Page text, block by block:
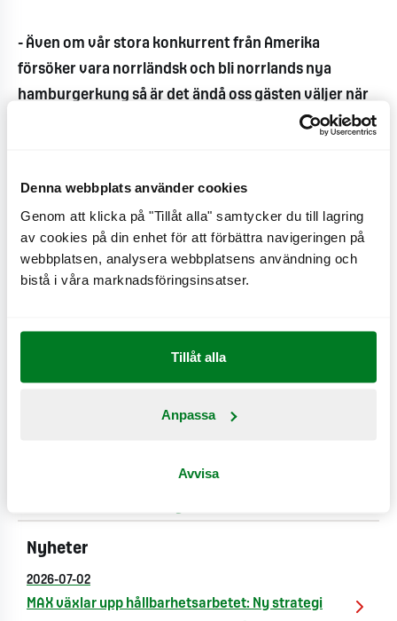
Denna webbplats använder cookies
Genom att klicka på "Tillåt alla" samtycker du till lagring
av cookies på din enhet för att förbättra navigeringen på
webbplatsen, analysera webbplatsens användning och
bistå i våra marknadsföringsinsatser.
Tillåt alla
Anpassa
Avvisa
- Även om vår stora konkurrent från Amerika
försöker vara norrländsk och bli norrlands nya
hamburgerkung så är det ändå oss gästen väljer när
Norrlands största hamburger-restauranger.
Norrlänningar mellan 15 & 49år som äter hamburgare
Luleåborna äter hamburgare något oftare än
Männen äter nästan dubbelt så ofta som kvinnorna.
Männen som äter hamburgare hos Max eller
Nyheter
2026-07-02
MAX växlar upp hållbarhetsarbetet: Ny strategi